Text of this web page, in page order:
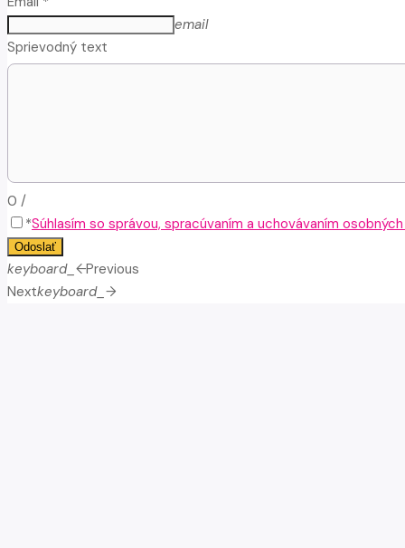
email
Sprievodný text
0 /
*Súhlasím so správou, spracúvaním a uchovávaním
Odoslať
keyboard_arrow_leftPrevious
Nextkeyboard_arrow_right